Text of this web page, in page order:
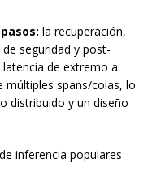
la recuperación,
seguridad y post-
de extremo a
spans/colas, lo
distribuido y un diseño
inferencia populares